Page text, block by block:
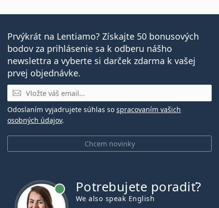
Prvýkrát na Lentiamo? Získajte 50 bonusových
bodov za prihlásenie sa k odberu nášho
newslettra a vyberte si darček zdarma k vašej
prvej objednávke.
E-mail
Chcem novinky
Odoslaním vyjadrujete súhlas so spracovaním vašich
osobných údajov.
Potrebujete poradiť?
We also speak English